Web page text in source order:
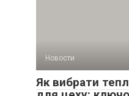
Новости
Як вибрати